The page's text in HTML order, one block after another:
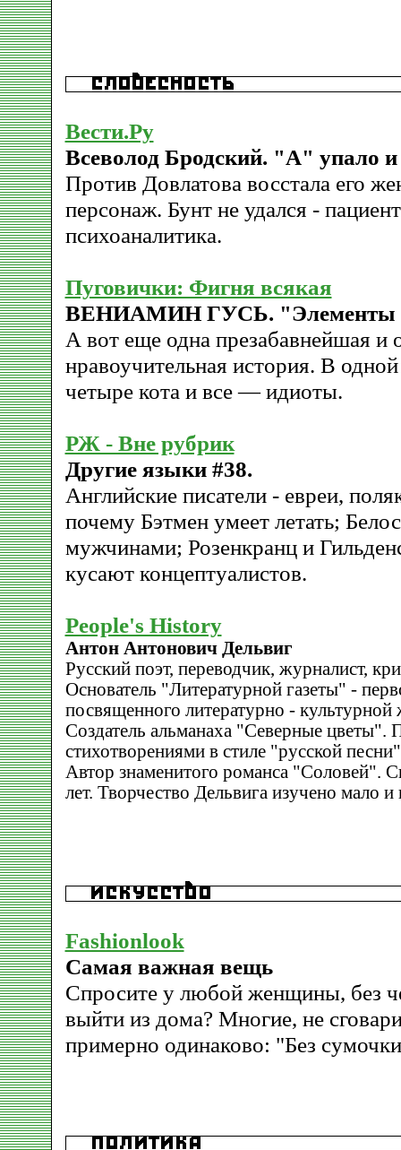
Вести.Ру
Всеволод Бродский. "А" упало
Против Довлатова восстала его
персонаж. Бунт не удался -
психоаналитика.
Пуговички: Фигня всякая
ВЕНИАМИН ГУСЬ. "Элементы
А вот еще одна презабавнейшая и
нравоучительная история. В
четыре кота и все — идиоты.
РЖ - Вне рубрик
Другие языки #38.
Английские писатели - евреи,
почему Бэтмен умеет летать;
мужчинами; Розенкранц и
кусают концептуалистов.
People's History
Антон Антонович Дельвиг
Русский поэт, переводчик, журналист,
Основатель "Литературной газеты" -
посвященного литературно - культурной
Создатель альманаха "Северные цветы".
стихотворениями в стиле "русской
Автор знаменитого романса "Соловей".
лет. Творчество Дельвига изучено мало
Fashionlook
Самая важная вещь
Спросите у любой женщины, без
выйти из дома? Многие, не
примерно одинаково: "Без